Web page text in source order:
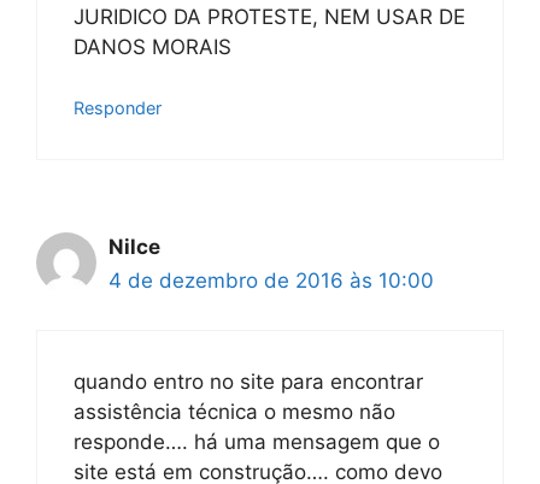
JURIDICO DA PROTESTE, NEM USAR DE
DANOS MORAIS
Responder
Nilce
4 de dezembro de 2016 às 10:00
quando entro no site para encontrar
assistência técnica o mesmo não
responde…. há uma mensagem que o
site está em construção…. como devo